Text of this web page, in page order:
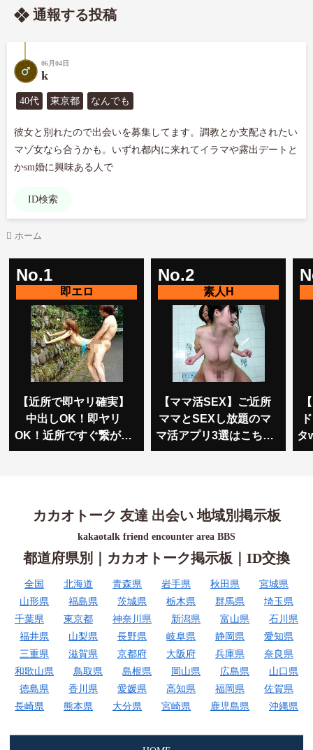
通報する投稿
06月04日
k
40代 東京都 なんでも
彼女と別れたので出会いを募集してます。調教とか支配されたい
マゾ女なら合うかも。いずれ都内に来れてイラマや露出デートと
かsm婚に興味ある人で
ID検索
ホーム
No.1
【近所で即ヤリ確実】
中出しOK！即ヤリ
OK！近所ですぐ繋がる
即ヤリアプリが有能す
No.2
【ママ活SEX】ご近所
ママとSEXし放題のマ
マ活アプリ3選はこちら
ｗｗｗ
タ
カカオトーク 友達 出会い 地域別掲示板
kakaotalk friend encounter area BBS
都道府県別｜カカオトーク掲示板｜ID交換
全国 北海道 青森県 岩手県 秋田県
宮城県
山形県
福島県 茨城県 栃木県 群馬県
埼玉県
千葉県
東京都 神奈川県 新潟県 富山県
石川県
福井県
山梨県 長野県 岐阜県 静岡県
愛知県
三重県
滋賀県 京都府 大阪府 兵庫県
奈良県
和歌山県
鳥取県 島根県 岡山県 広島県
山口県
徳島県
香川県 愛媛県 高知県 福岡県
佐賀県
長崎県
熊本県 大分県 宮崎県 鹿児島県 沖縄県